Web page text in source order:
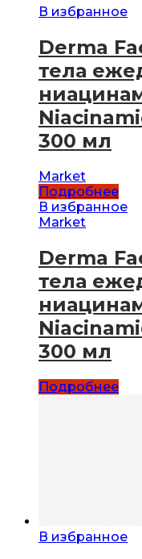
В избранное
Derma
тела
300 мл
Market
Подробнее
В избранное
Market
Derma
тела
300 мл
Подробнее
В избранное